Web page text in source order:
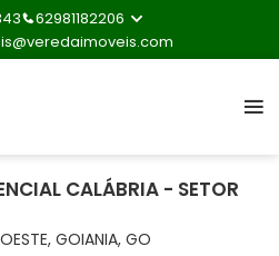
62981182206
CALÁBRIA - SETOR
GOIANIA, GO